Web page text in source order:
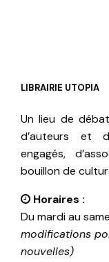
LIBRAIRIE UTOPIA
Un lieu de
d’auteurs et
engagés,
bouillon de
Horaires :
Du mardi au
modifications
nouvelles)